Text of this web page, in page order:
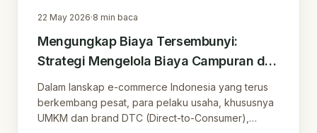
22 May 2026·8 min baca
Mengungkap Biaya Tersembunyi:
Strategi Mengelola Biaya Campuran di
E-commerce Indonesia
Dalam lanskap e-commerce Indonesia yang terus
berkembang pesat, para pelaku usaha, khususnya
UMKM dan brand DTC (Direct-to-Consumer),